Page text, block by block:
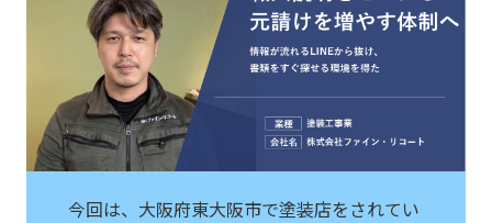
今回は、大阪府東大阪市で塗装店をされてい